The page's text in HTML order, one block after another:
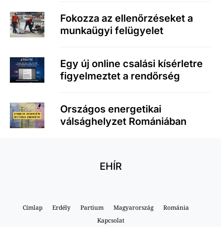
Fokozza az ellenőrzéseket a
munkaügyi felügyelet
Egy új online csalási kísérletre
figyelmeztet a rendőrség
Országos energetikai
válsághelyzet Romániában
EHÍR
Címlap Erdély Partium Magyarország
Románia
Kapcsolat